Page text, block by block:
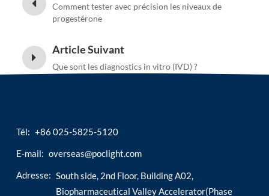
Comment tester avec précision les niveaux de
progestérone
Article Suivant
Que sont les diagnostics in vitro (IVD) ?
Tél: +86 025-5825-5120
E-mail: overseas@poclight.com
Adresse: South side, 2nd Floor, Building A02,
Biopharmaceutical Valley Accelerator(Phase